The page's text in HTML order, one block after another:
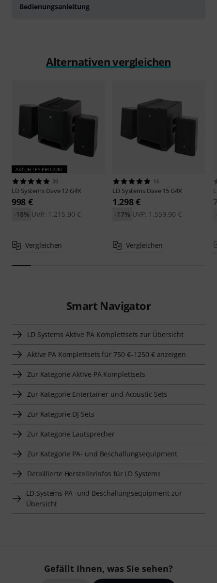
Bedienungsanleitung
Alternativen vergleichen
AKTUELLES PRODUKT
20
LD Systems Dave 12 G4X
998 €
UVP: 1.215,90 €
-18%
Vergleichen
13
LD Systems Dave 15 G4X
1.298 €
UVP: 1.559,90 €
-17%
Vergleichen
Smart Navigator
LD Systems Aktive PA Komplettsets zur Übersicht
Aktive PA Komplettsets für 750 €–1250 € anzeigen
Zur Kategorie Aktive PA Komplettsets
Zur Kategorie Entertainer und Acoustic Sets
Zur Kategorie DJ Sets
Zur Kategorie Lautsprecher
Zur Kategorie PA- und Beschallungsequipment
Detaillierte Herstellerinfos für LD Systems
LD Systems PA- und Beschallungsequipment zur
Übersicht
Gefällt Ihnen, was Sie sehen?